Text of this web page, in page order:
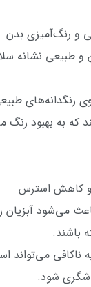
و طبیعی نشانه
رنگدانه‌های
که به بهبود
می‌شود آبزیان
باشند.
ناکافی می‌تواند
شود.